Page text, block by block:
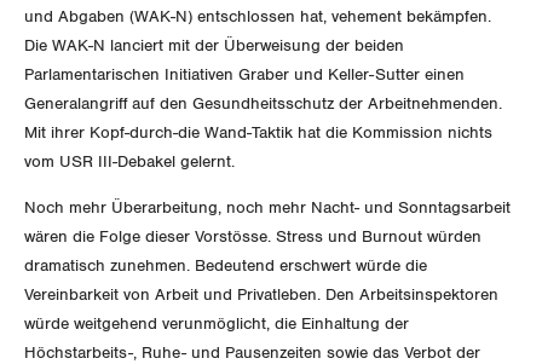
WIRTSCHAFT
Finanzen und Steuerpolitik
Geld und Währung
Aussenwirtschaft
Verteilung
AHV
Berufliche Vorsorge
Arbeitslosenversicherung
Überbrückungsleistung
SERVICE PUBLIC
Post
GLEICHSTELLUNG
BILDUNG & JUGEND
und Abgaben (WAK-N) entschlossen hat, vehement bekämpfen.
Die WAK-N lanciert mit der Überweisung der beiden
Parlamentarischen Initiativen Graber und Keller-Sutter einen
Generalangriff auf den Gesundheitsschutz der Arbeitnehmenden.
Mit ihrer Kopf-durch-die Wand-Taktik hat die Kommission nichts
vom USR III-Debakel gelernt.
Noch mehr Überarbeitung, noch mehr Nacht- und Sonntagsarbeit
wären die Folge dieser Vorstösse. Stress und Burnout würden
dramatisch zunehmen. Bedeutend erschwert würde die
Vereinbarkeit von Arbeit und Privatleben. Den Arbeitsinspektoren
würde weitgehend verunmöglicht, die Einhaltung der
Höchstarbeits-, Ruhe- und Pausenzeiten sowie das Verbot der